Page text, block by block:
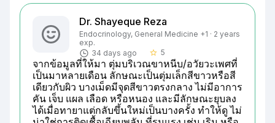
Dr. Shayeque Reza
Endocrinology, General Medicine +1 · 2 years
exp.
34 days ago
star_border 5
จากข้อมูลที่ให้มา ตุ่มบริเวณขาหนีบ/อวัยวะเพศที่
เป็นมาหลายเดือน ลักษณะเป็นตุ่มเล็กสีขาวหรือสี
เดียวกับผิว บางเม็ดมีจุดสีขาวตรงกลาง ไม่มีอาการ
คัน เจ็บ แผล เลือด หรือหนอง และมีลักษณะยุบลง
ได้เมื่อทายาแต่กลับขึ้นใหม่เป็นบางครั้ง ทำให้ดู ไม่